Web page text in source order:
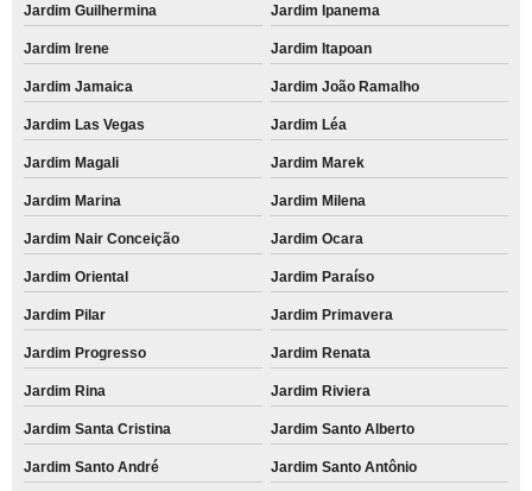
Jardim Guilhermina Jardim Ipanema
Jardim Irene Jardim Itapoan
Jardim Jamaica Jardim João Ramalho
Jardim Las Vegas Jardim Léa
Jardim Magali Jardim Marek
Jardim Marina Jardim Milena
Jardim Nair Conceição Jardim Ocara
Jardim Oriental Jardim Paraíso
Jardim Pilar Jardim Primavera
Jardim Progresso Jardim Renata
Jardim Rina Jardim Riviera
Jardim Santa Cristina Jardim Santo Alberto
Jardim Santo André Jardim Santo Antônio